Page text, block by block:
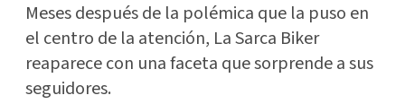
Meses después de la polémica que la puso en
el centro de la atención, La Sarca Biker
reaparece con una faceta que sorprende a sus
seguidores.